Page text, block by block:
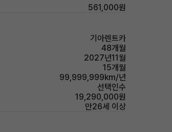
561,000원
기아렌트카
48개월
2027년11월
15개월
99,999,999km/년
선택인수
19,290,000원
만26세 이상